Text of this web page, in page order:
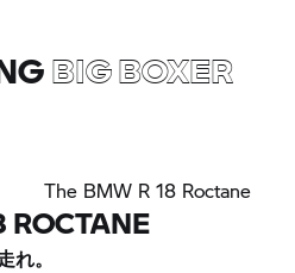
BIG BOXER
The BMW R 18 Roctane
ROCTANE
れ。